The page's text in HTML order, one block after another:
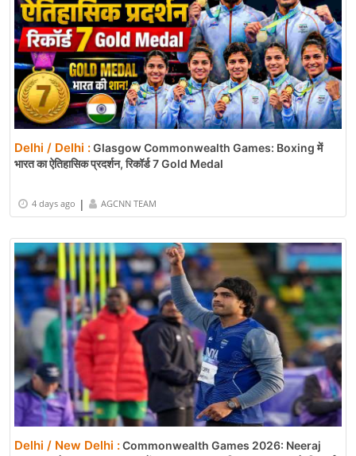
Delhi / Delhi :Glasgow Commonwealth Games: Boxing में
भारत का ऐतिहासिक प्रदर्शन, रिकॉर्ड 7 Gold Medal
4 days ago | AGCNN TEAM
Delhi / New Delhi :Commonwealth Games 2026: Neeraj